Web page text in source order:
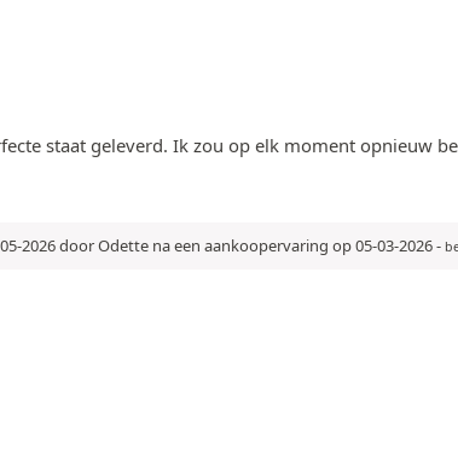
staat geleverd. Ik zou op elk moment opnieuw
2026 door Odette na een aankoopervaring op 05-03-2026-